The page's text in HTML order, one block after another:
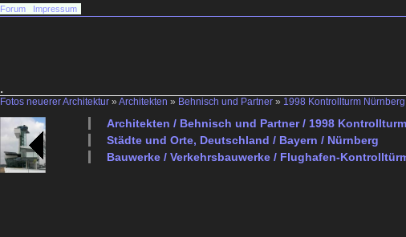
Forum Impressum
.
Fotos neuerer Architektur » Architekten » Behnisch und Partner » 1998 Kontrollturm Nürnberg
Architekten / Behnisch und Partner / 1998
Städte und Orte, Deutschland / Bayern / Nürnberg
Bauwerke / Verkehrsbauwerke / Flughafen-